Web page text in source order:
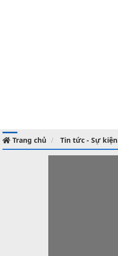
Trang chủ Tin tức - Sự kiện